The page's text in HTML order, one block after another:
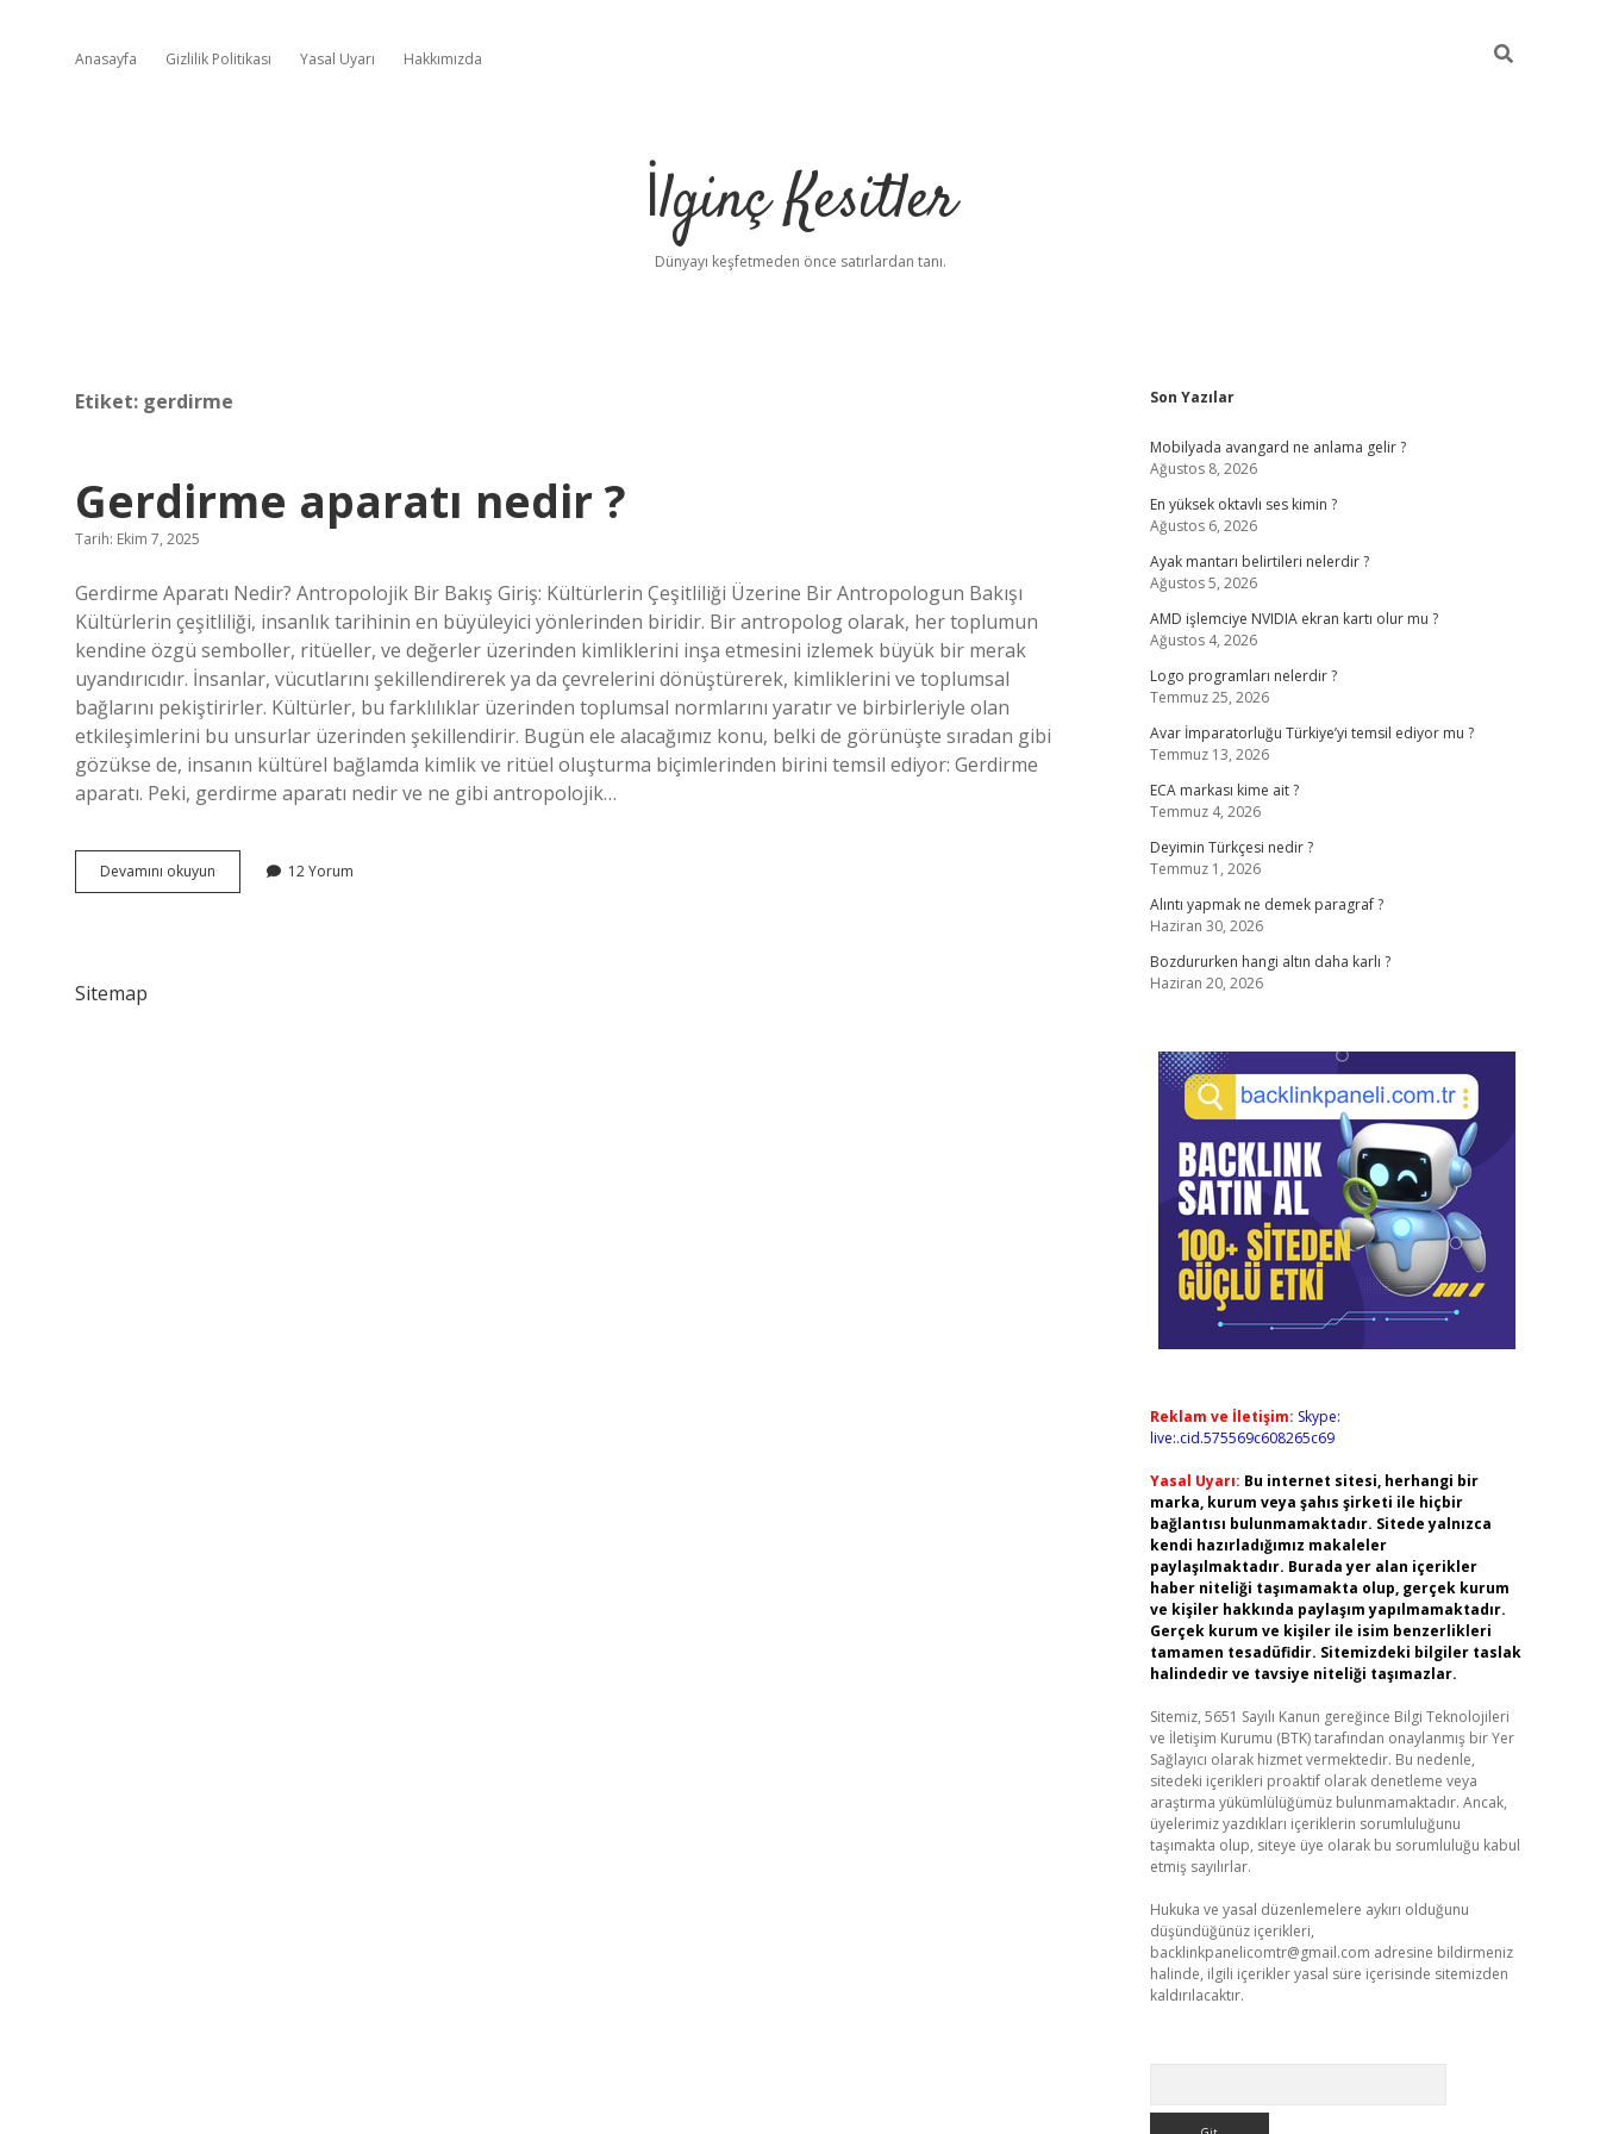
Anasayfa Gizlilik Politikası Yasal Uyarı Hakkımızda
İlginç Kesitler
Dünyayı keşfetmeden önce satırlardan tanı.
Etiket: gerdirme
Gerdirme aparatı nedir ?
Tarih: Ekim 7, 2025
Gerdirme Aparatı Nedir? Antropolojik Bir Bakış Giriş: Kültürlerin Çeşitliliği Üzerine Bir Antropologun Bakışı
Kültürlerin çeşitliliği, insanlık tarihinin en büyüleyici yönlerinden biridir. Bir antropolog olarak, her toplumun
kendine özgü semboller, ritüeller, ve değerler üzerinden kimliklerini inşa etmesini izlemek büyük bir merak
uyandırıcıdır. İnsanlar, vücutlarını şekillendirerek ya da çevrelerini dönüştürerek, kimliklerini ve toplumsal
bağlarını pekiştirirler. Kültürler, bu farklılıklar üzerinden toplumsal normlarını yaratır ve birbirleriyle olan
etkileşimlerini bu unsurlar üzerinden şekillendirir. Bugün ele alacağımız konu, belki de görünüşte sıradan gibi
gözükse de, insanın kültürel bağlamda kimlik ve ritüel oluşturma biçimlerinden birini temsil ediyor: Gerdirme
aparatı. Peki, gerdirme aparatı nedir ve ne gibi antropolojik…
Devamını okuyun Gerdirme
aparatı
12 Yorum
Sitemap
Sidebar
Son Yazılar
Mobilyada avangard ne anlama gelir ?
Ağustos 8, 2026
En yüksek oktavlı ses kimin ?
Ağustos 6, 2026
Ayak mantarı belirtileri nelerdir ?
Ağustos 5, 2026
AMD işlemciye NVIDIA ekran kartı olur mu ?
Ağustos 4, 2026
Logo programları nelerdir ?
Temmuz 25, 2026
Avar İmparatorluğu Türkiye’yi temsil ediyor mu ?
Temmuz 13, 2026
ECA markası kime ait ?
Temmuz 4, 2026
Deyimin Türkçesi nedir ?
Temmuz 1, 2026
Alıntı yapmak ne demek paragraf ?
Haziran 30, 2026
Bozdururken hangi altın daha karlı ?
Haziran 20, 2026
Reklam ve İletişim: Skype:
live:.cid.575569c608265c69
Yasal Uyarı: Bu internet sitesi, herhangi bir
marka, kurum veya şahıs şirketi ile hiçbir
bağlantısı bulunmamaktadır. Sitede yalnızca
kendi hazırladığımız makaleler
paylaşılmaktadır. Burada yer alan içerikler
haber niteliği taşımamakta olup, gerçek kurum
ve kişiler hakkında paylaşım yapılmamaktadır.
Gerçek kurum ve kişiler ile isim benzerlikleri
tamamen tesadüfidir. Sitemizdeki bilgiler taslak
halindedir ve tavsiye niteliği taşımazlar.
Sitemiz, 5651 Sayılı Kanun gereğince Bilgi Teknolojileri
ve İletişim Kurumu (BTK) tarafından onaylanmış bir Yer
Sağlayıcı olarak hizmet vermektedir. Bu nedenle,
sitedeki içerikleri proaktif olarak denetleme veya
araştırma yükümlülüğümüz bulunmamaktadır. Ancak,
üyelerimiz yazdıkları içeriklerin sorumluluğunu
taşımakta olup, siteye üye olarak bu sorumluluğu kabul
etmiş sayılırlar.
Hukuka ve yasal düzenlemelere aykırı olduğunu
düşündüğünüz içerikleri,
backlinkpanelicomtr@gmail.com adresine bildirmeniz
halinde, ilgili içerikler yasal süre içerisinde sitemizden
kaldırılacaktır.